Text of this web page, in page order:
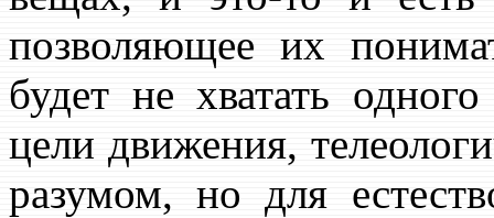
позволяющее их
будет не хватать
цели движения,
разумом, но для